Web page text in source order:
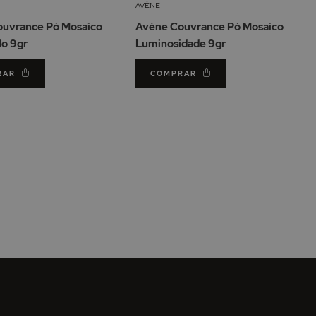
Lista
Desejos
Pó Mosaico
9gr
AVÈNE
Avène Couvrance Pó Mosaico
Luminosidade 9gr
COMPRAR
a página